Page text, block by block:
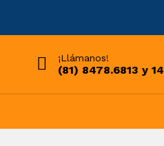
¡Llámanos!
(81) 8478.6813 y 14